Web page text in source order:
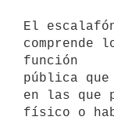
El
comprende
función
pública
en las que
físico o